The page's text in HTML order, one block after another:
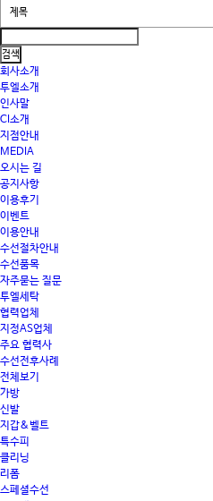
회사소개
투엘소개
인사말
CI소개
지점안내
MEDIA
오시는 길
공지사항
이용후기
이벤트
이용안내
수선절차안내
수선품목
자주묻는 질문
투엘세탁
협력업체
지정AS업체
주요 협력사
수선전후사례
전체보기
가방
신발
지갑&벨트
특수피
클리닝
리폼
스페셜수선